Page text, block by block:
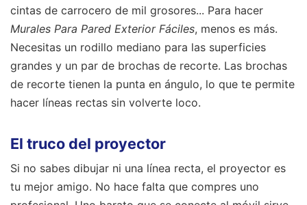
cintas de carrocero de mil grosores... Para hacer
Murales Para Pared Exterior Fáciles, menos es más.
Necesitas un rodillo mediano para las superficies
grandes y un par de brochas de recorte. Las brochas
de recorte tienen la punta en ángulo, lo que te permite
hacer líneas rectas sin volverte loco.
El truco del proyector
Si no sabes dibujar ni una línea recta, el proyector es
tu mejor amigo. No hace falta que compres uno